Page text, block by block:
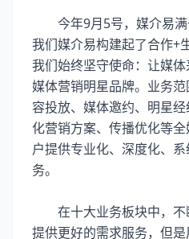
今年9月5号，媒介易
我们媒介易构建起了合作+
我们始终坚守使命：让媒
媒体营销明星品牌。业务
容投放、媒体邀约、明星
化营销方案、传播优化等
户提供专业化、深度化、
务。
在十大业务板块中，
提供更好的需求服务，但